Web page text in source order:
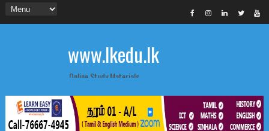
www.lkedu.lk
Online Study Materials